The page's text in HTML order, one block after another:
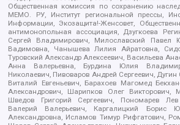
Общественная комиссия по сохранению
МЕМО. РУ, Институт региональной прессы,
Информации, Экозащита!-Женсовет,
антимонопольная ассоциация, Дзугкоева
Сергей Владимирович, Милославский Павел
Вадимовна, Чанышева Лилия Айратовна,
Туровский Александр Алексеевич, Васильева
Анна Валерьевна, Бурдина Юлия
Николаевич, Пивоваров Андрей Сергеевич, Дугин
Виталий Евгеньевич, Барахоев Магомед
Александрович, Шарипков Олег Викторович,
Шведов Григорий Сергеевич, Пономарев
Валерий Валерьевич, Каргалицкий Борис
Александровна, Исламов Тимур Рифгатович,